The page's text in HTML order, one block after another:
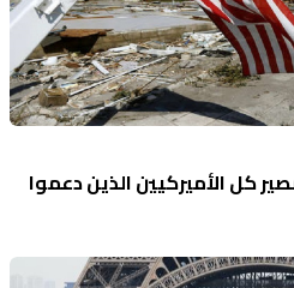
كل الأميركيين الذين دعموا